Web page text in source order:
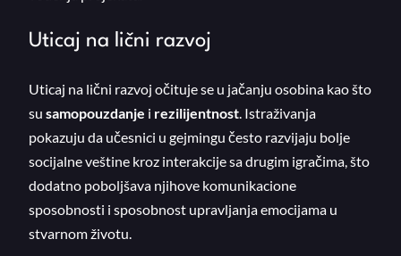
Uticaj na lični razvoj
Uticaj na lični razvoj očituje se u jačanju osobina kao što
su samopouzdanje i rezilijentnost . Istraživanja
pokazuju da učesnici u gejmingu često razvijaju bolje
socijalne veštine kroz interakcije sa drugim igračima, što
dodatno poboljšava njihove komunikacione
sposobnosti i sposobnost upravljanja emocijama u
stvarnom životu.